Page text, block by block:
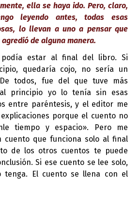
ella se haya ido. Pero, claro,
leyendo antes, todas esas
lo llevan a uno a pensar que
de alguna manera.
podía estar al final del libro. Si
quedaría cojo, no sería un
todos, fue del que tuve más
al principio yo lo tenía sin esas
entre paréntesis, y el editor me
porque el cuento no
tiempo y espacio». Pero me
cuento que funciona solo al final
de los otros cuentos te puede
Si ese cuento se lee solo,
tenga. El cuento se llena con el